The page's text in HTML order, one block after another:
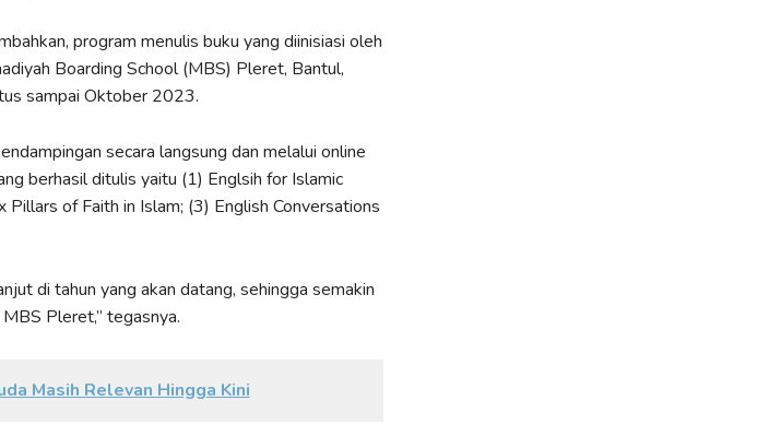
program menulis buku yang diinisiasi oleh
Boarding School (MBS) Pleret, Bantul,
sampai Oktober 2023.
secara langsung dan melalui online
berhasil ditulis yaitu (1) Englsih for Islamic
Pillars of Faith in Islam; (3) English Conversations
di tahun yang akan datang, sehingga semakin
Pleret,” tegasnya.
Masih Relevan Hingga Kini